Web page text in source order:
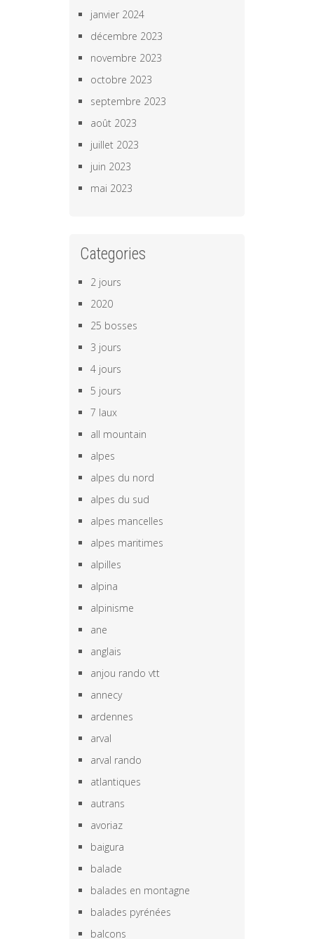
janvier 2024
décembre 2023
novembre 2023
octobre 2023
septembre 2023
août 2023
juillet 2023
juin 2023
mai 2023
Categories
2 jours
2020
25 bosses
3 jours
4 jours
5 jours
7 laux
all mountain
alpes
alpes du nord
alpes du sud
alpes mancelles
alpes maritimes
alpilles
alpina
alpinisme
ane
anglais
anjou rando vtt
annecy
ardennes
arval
arval rando
atlantiques
autrans
avoriaz
baigura
balade
balades en montagne
balades pyrénées
balcons